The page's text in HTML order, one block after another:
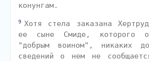
конунгам.
9 Хотя стела заказана
ее сыне Смиде, которого
"добрым воином", никаких
сведений о нем не